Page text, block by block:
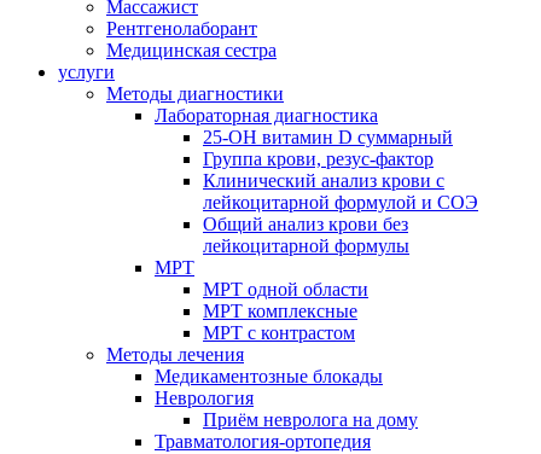
Массажист
Рентгенолаборант
Медицинская сестра
услуги
Методы диагностики
Лабораторная диагностика
25-OH витамин D суммарный
Группа крови, резус-фактор
Клинический анализ крови с
лейкоцитарной формулой и СОЭ
Общий анализ крови без
лейкоцитарной формулы
МРТ
МРТ одной области
МРТ комплексные
МРТ с контрастом
Методы лечения
Медикаментозные блокады
Неврология
Приём невролога на дому
Травматология-ортопедия